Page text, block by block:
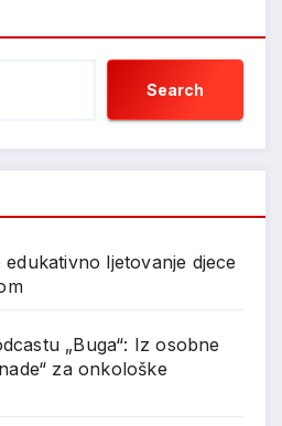
Search
ljetovanje djece
„Buga“: Iz osobne
za onkološke